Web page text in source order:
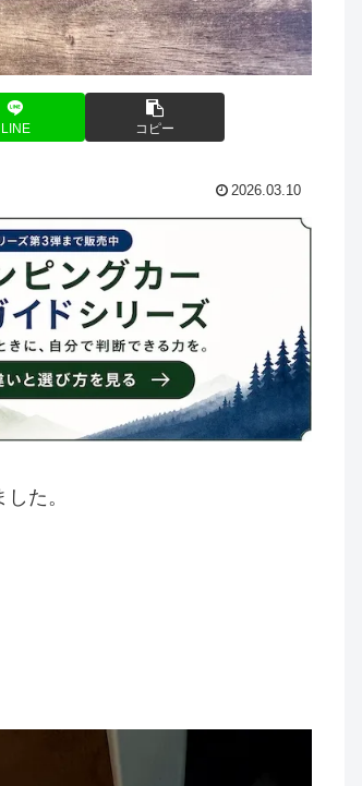
LINE コピー
2026.03.10
た。